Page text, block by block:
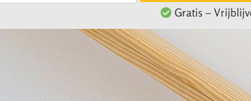
Gratis –